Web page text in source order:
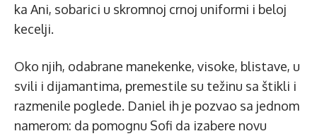
ka Ani, sobarici u skromnoj crnoj uniformi i beloj
kecelji.
Oko njih, odabrane manekenke, visoke, blistave, u
svili i dijamantima, premestile su težinu sa štikli i
razmenile poglede. Daniel ih je pozvao sa jednom
namerom: da pomognu Sofi da izabere novu